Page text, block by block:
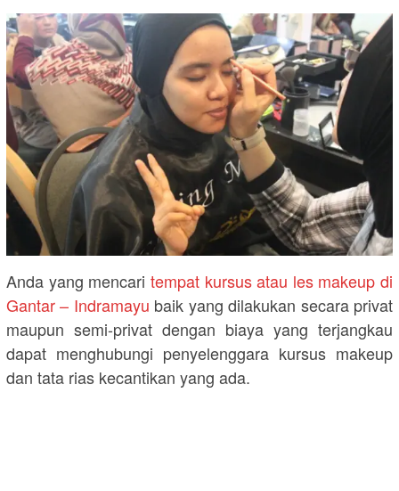
Anda yang mencari tempat kursus atau les makeup di
Gantar – Indramayu baik yang dilakukan secara privat
maupun semi-privat dengan biaya yang terjangkau
dapat menghubungi penyelenggara kursus makeup
dan tata rias kecantikan yang ada.